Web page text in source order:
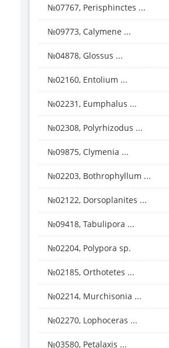
№07767, Perisphinctes ...
№09773, Calymene ...
№04878, Glossus ...
№02160, Entolium ...
№02231, Eumphalus ...
№02308, Polyrhizodus ...
№09875, Clymenia ...
№02203, Bothrophyllum ...
№02122, Dorsoplanites ...
№09418, Tabulipora ...
№02204, Polypora sp.
№02185, Orthotetes ...
№02214, Murchisonia ...
№02270, Lophoceras ...
№03580, Petalaxis ...